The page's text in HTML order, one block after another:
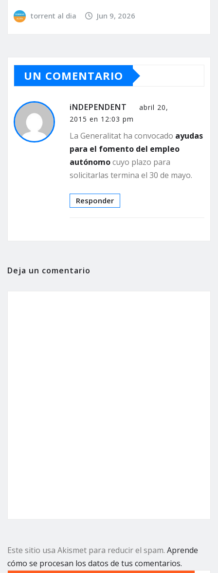
torrent al dia Jun 9, 2026
UN COMENTARIO
iNDEPENDENT
abril 20,
2015 en 12:03 pm
La Generalitat ha convocado ayudas
para el fomento del empleo
autónomocuyo plazo para
solicitarlas termina el 30 de mayo.
Responder
Deja un comentario
Este sitio usa Akismet para reducir el spam. Aprende
cómo se procesan los datos de tus comentarios.